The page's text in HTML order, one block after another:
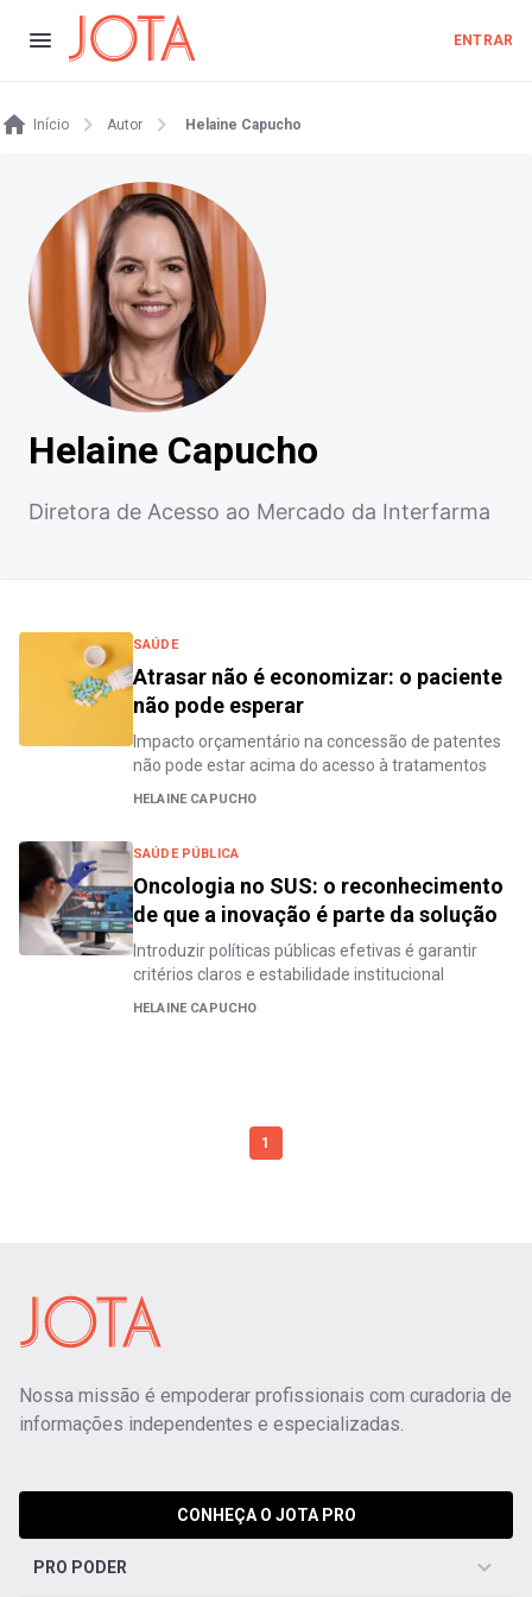
ENTRAR
Início Autor Helaine Capucho
Helaine Capucho
Diretora de Acesso ao Mercado da Interfarma
SAÚDE
Atrasar não é economizar: o paciente
não pode esperar
Impacto orçamentário na concessão de patentes
não pode estar acima do acesso à tratamentos
HELAINE CAPUCHO
SAÚDE PÚBLICA
Oncologia no SUS: o reconhecimento
de que a inovação é parte da solução
Introduzir políticas públicas efetivas é garantir
critérios claros e estabilidade institucional
HELAINE CAPUCHO
1
Nossa missão é empoderar profissionais com curadoria de
informações independentes e especializadas.
CONHEÇA O JOTA PRO
PRO PODER